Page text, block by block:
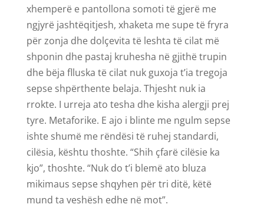
xhemperë e pantollona somoti të gjerë me
ngjyrë jashtëqitjesh, xhaketa me supe të fryra
për zonja dhe dolçevita të leshta të cilat më
shponin dhe pastaj kruhesha në gjithë trupin
dhe bëja flluska të cilat nuk guxoja t’ia tregoja
sepse shpërthente belaja. Thjesht nuk ia
rrokte. I urreja ato tesha dhe kisha alergji prej
tyre. Metaforike. E ajo i blinte me ngulm sepse
ishte shumë me rëndësi të ruhej standardi,
cilësia, kështu thoshte. “Shih çfarë cilësie ka
kjo”, thoshte. “Nuk do t’i blemë ato bluza
mikimaus sepse shqyhen për tri ditë, këtë
mund ta veshësh edhe në mot”.